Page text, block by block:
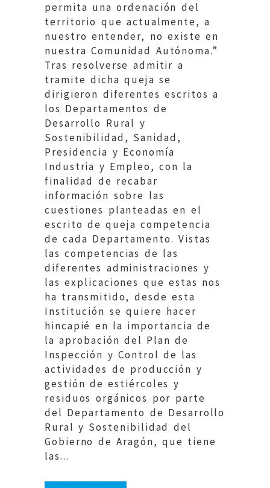
permita una ordenación del
territorio que actualmente, a
nuestro entender, no existe en
nuestra Comunidad Autónoma.”
Tras resolverse admitir a
tramite dicha queja se
dirigieron diferentes escritos a
los Departamentos de
Desarrollo Rural y
Sostenibilidad, Sanidad,
Presidencia y Economía
Industria y Empleo, con la
finalidad de recabar
información sobre las
cuestiones planteadas en el
escrito de queja competencia
de cada Departamento. Vistas
las competencias de las
diferentes administraciones y
las explicaciones que estas nos
ha transmitido, desde esta
Institución se quiere hacer
hincapié en la importancia de
la aprobación del Plan de
Inspección y Control de las
actividades de producción y
gestión de estiércoles y
residuos orgánicos por parte
del Departamento de Desarrollo
Rural y Sostenibilidad del
Gobierno de Aragón, que tiene
las...